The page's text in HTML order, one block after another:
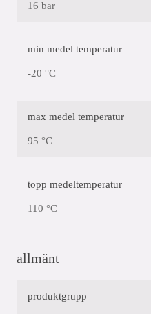
16 bar
min medel temperatur
-20 °C
max medel temperatur
95 °C
topp medeltemperatur
110 °C
allmänt
produktgrupp